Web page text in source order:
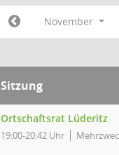
November
Sitzung
Ortschaftsrat Lüderitz
19:00-20:42 Uhr